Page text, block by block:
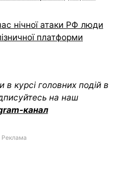
нічної атаки РФ люди
платформи
курсі головних подій в
на наш
канал
Реклама